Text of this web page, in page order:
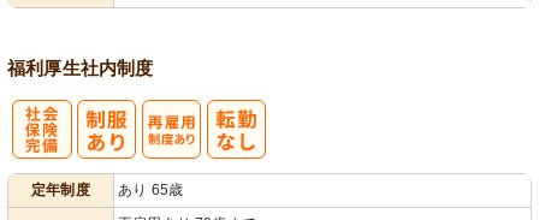
福利厚生社内制度
定年制度
あり 65歳